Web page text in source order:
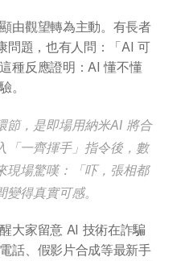
由觀望轉為主動。有長者
問題，也有人問：「AI 可
種反應證明：AI 懂不懂
。
節，是即場用納米AI 將合
「一齊揮手」指令後，數
現場驚嘆：「吓，張相都
得真實可感。
大家留意 AI 技術在詐騙
話、假影片合成等最新手
間表